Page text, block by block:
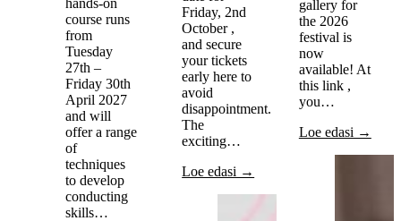
course runs
from
Tuesday
27th –
Friday 30th
April 2027
and will
offer a range
of
techniques
to develop
conducting
skills…
Friday, 2nd
October ,
and secure
your tickets
early here to
avoid
disappointment.
The
exciting…
Loe edasi →
gallery for
the 2026
festival is
now
available! At
this link ,
you…
Loe edasi →